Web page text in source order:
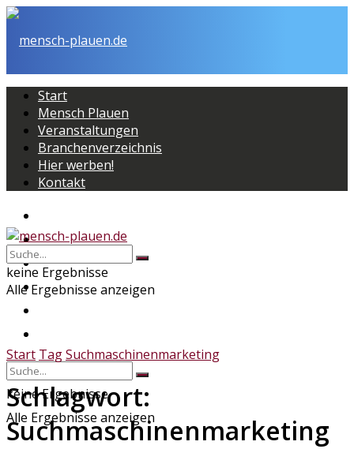
Start
Mensch Plauen
Veranstaltungen
Branchenverzeichnis
Hier werben!
Kontakt
Mensch Plauen
Veranstaltungen
Branchenverzeichnis
keine Ergebnisse
Alle Ergebnisse anzeigen
keine Ergebnisse
Alle Ergebnisse anzeigen
Start TagSuchmaschinenmarketing
Schlagwort:
Suchmaschinenmarketing